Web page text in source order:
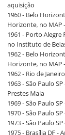
aquisição
1960 - Belo
Horizonte, no MAP
1961 - Porto Alegre
no Instituto de
1962 - Belo
Horizonte, no MAP
1962 - Rio de
1963 - São Paulo
Prestes Maia
1969 - São Paulo
1970 - São Paulo
1973 - São Paulo
1975 - Brasília DF -